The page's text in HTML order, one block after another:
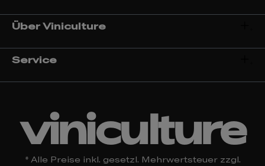
Über Viniculture
Service
viniculture
* Alle Preise inkl. gesetzl. Mehrwertsteuer zzgl.